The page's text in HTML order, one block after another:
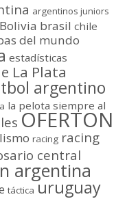
argentinos juniors
Bolivia brasil chile
del mundo
estadísticas
La Plata
argentino
la pelota siempre al
OFERTON
racing racing
central
argentina
táctica uruguay